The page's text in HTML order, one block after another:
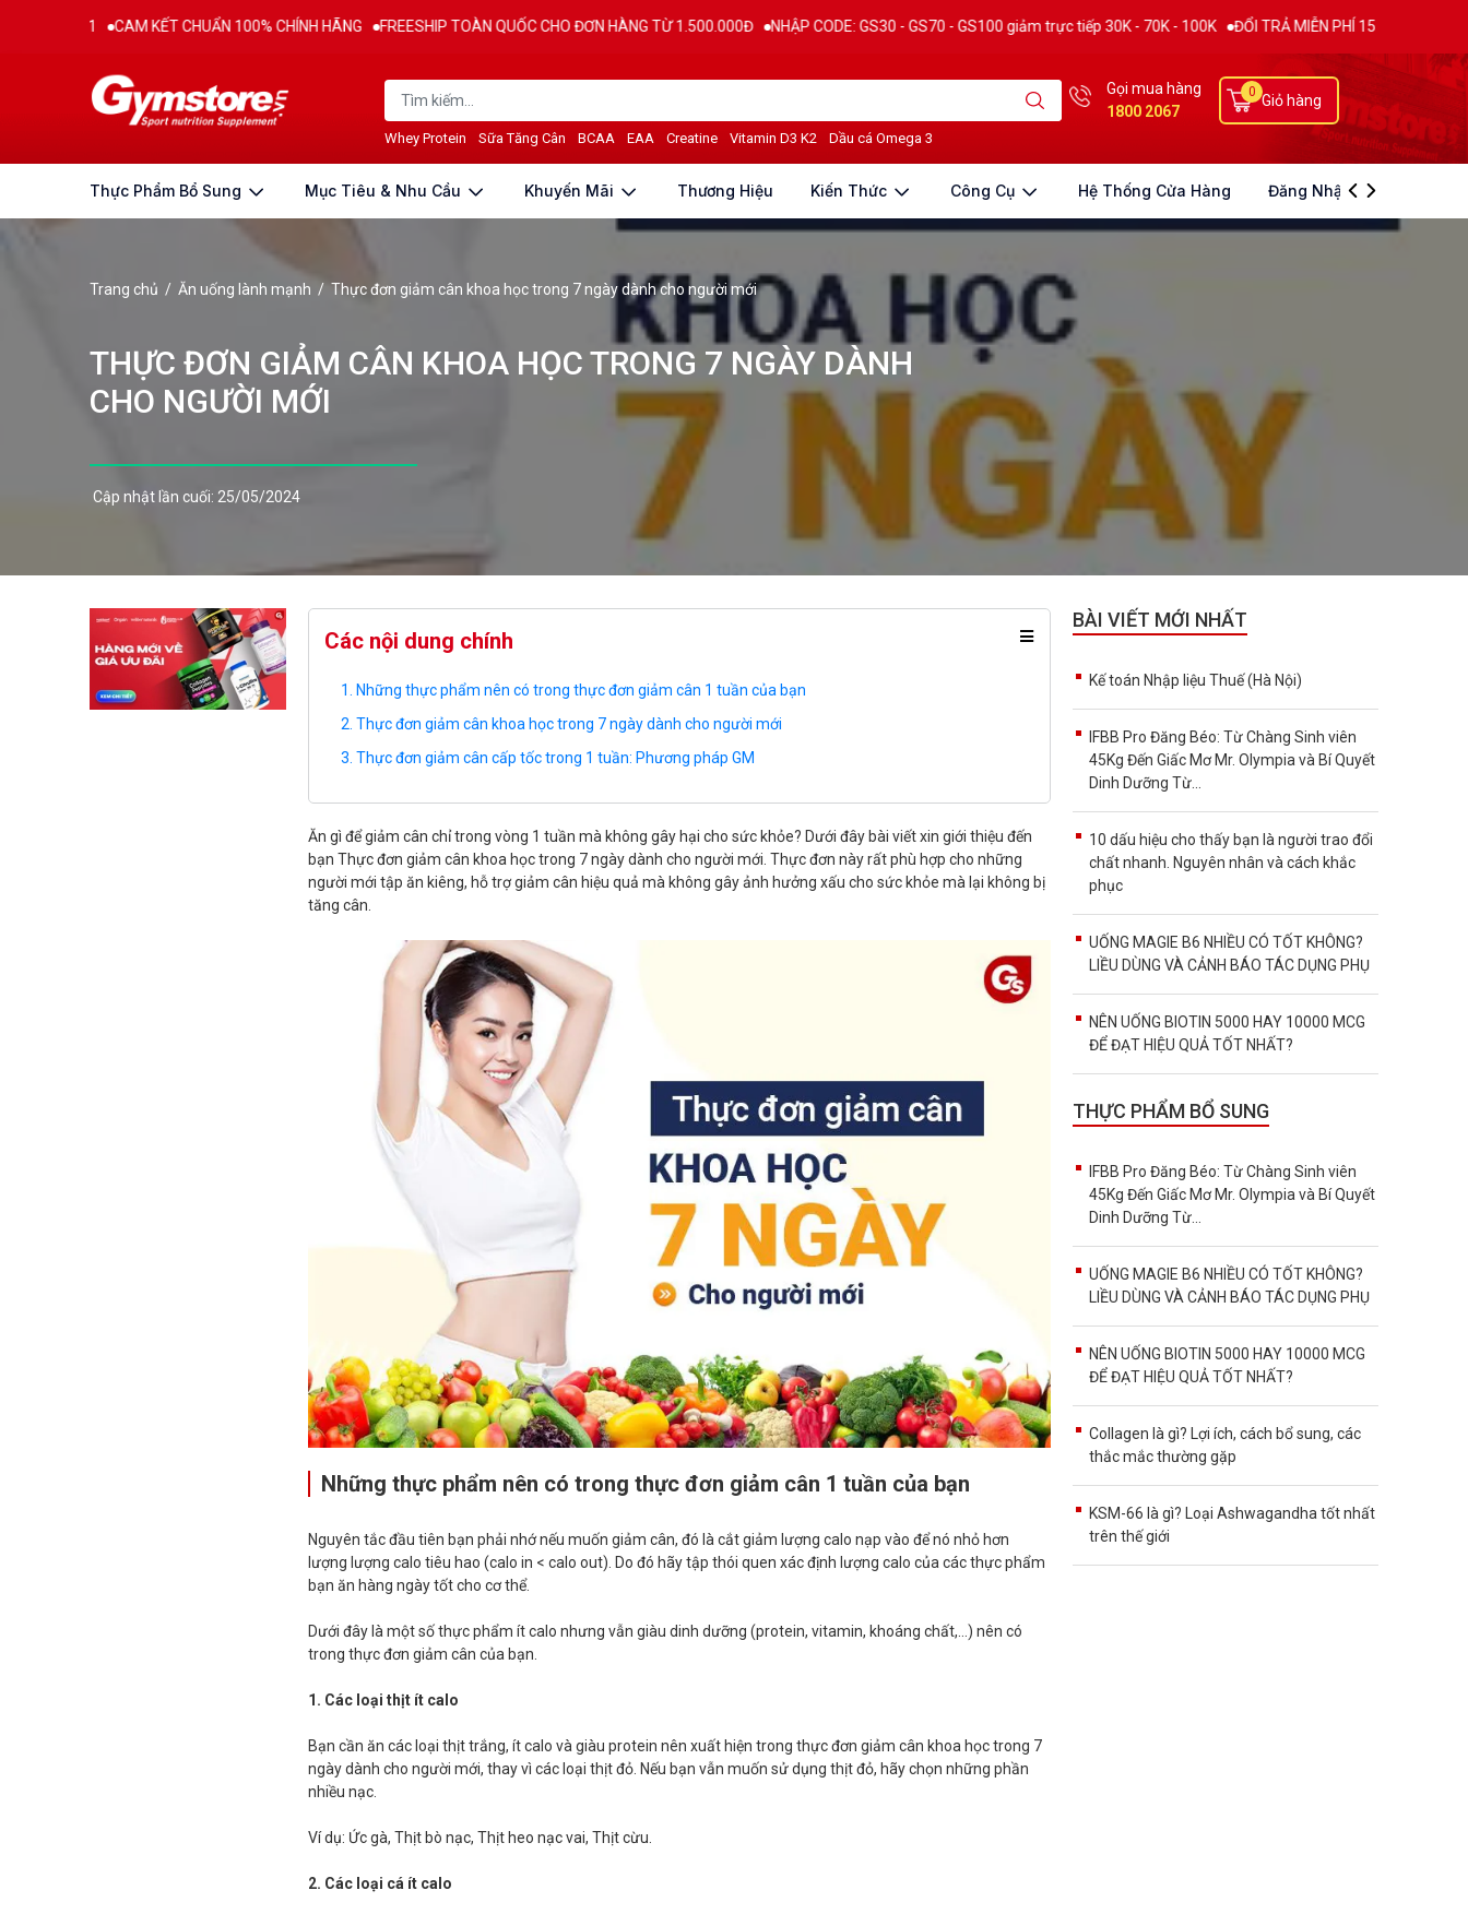
KẾT CHUẨN 100% CHÍNH HÃNG FREESHIP TOÀN QUỐC CHO ĐƠN HÀNG TỪ 1.500.000Đ NHẬP CODE: GS30 - GS70 - GS100 giảm trực tiếp 30K - 70K - 100K ĐỔI TRẢ MIỄN PHÍ 15 NGÀY THƯƠNG HIỆU
Whey Protein Sữa Tăng Cân BCAA EAA Creatine Vitamin D3 K2 Dầu cá Omega 3
Gọi mua hàng
1800 2067
Giỏ hàng
0
Thực Phẩm Bổ Sung Mục Tiêu & Nhu Cầu Khuyến Mãi Thương Hiệu Kiến Thức Công Cụ Hệ Thống Cửa Hàng Đăng Nhập
Trang chủ / Ăn uống lành mạnh / Thực đơn giảm cân khoa học trong 7 ngày dành cho người mới
THỰC ĐƠN GIẢM CÂN KHOA HỌC TRONG 7 NGÀY DÀNH
CHO NGƯỜI MỚI
Cập nhật lần cuối: 25/05/2024
Các nội dung chính
Những thực phẩm nên có trong thực đơn giảm cân 1 tuần của bạn
Thực đơn giảm cân khoa học trong 7 ngày dành cho người mới
Thực đơn giảm cân cấp tốc trong 1 tuần: Phương pháp GM
Ăn gì để giảm cân chỉ trong vòng 1 tuần mà không gây hại cho sức khỏe? Dưới đây bài viết xin giới thiệu đến
bạn Thực đơn giảm cân khoa học trong 7 ngày dành cho người mới. Thực đơn này rất phù hợp cho những
người mới tập ăn kiêng, hỗ trợ giảm cân hiệu quả mà không gây ảnh hưởng xấu cho sức khỏe mà lại không bị
tăng cân.
Những thực phẩm nên có trong thực đơn giảm cân 1 tuần của bạn
Nguyên tắc đầu tiên bạn phải nhớ nếu muốn giảm cân, đó là cắt giảm lượng calo nạp vào để nó nhỏ hơn
lượng lượng calo tiêu hao (calo in < calo out). Do đó hãy tập thói quen xác định lượng calo của các thực phẩm
bạn ăn hàng ngày tốt cho cơ thể.
Dưới đây là một số thực phẩm ít calo nhưng vẫn giàu dinh dưỡng (protein, vitamin, khoáng chất,…) nên có
trong thực đơn giảm cân của bạn.
1. Các loại thịt ít calo
Bạn cần ăn các loại thịt trắng, ít calo và giàu protein nên xuất hiện trong thực đơn giảm cân khoa học trong 7
ngày dành cho người mới, thay vì các loại thịt đỏ. Nếu bạn vẫn muốn sử dụng thịt đỏ, hãy chọn những phần
nhiều nạc.
Ví dụ: Ức gà, Thịt bò nạc, Thịt heo nạc vai, Thịt cừu.
2. Các loại cá ít calo
BÀI VIẾT MỚI NHẤT
Kế toán Nhập liệu Thuế (Hà Nội)
IFBB Pro Đăng Béo: Từ Chàng Sinh viên
45Kg Đến Giấc Mơ Mr. Olympia và Bí Quyết
Dinh Dưỡng Từ...
10 dấu hiệu cho thấy bạn là người trao đổi
chất nhanh. Nguyên nhân và cách khắc
phục
UỐNG MAGIE B6 NHIỀU CÓ TỐT KHÔNG?
LIỀU DÙNG VÀ CẢNH BÁO TÁC DỤNG PHỤ
NÊN UỐNG BIOTIN 5000 HAY 10000 MCG
ĐỂ ĐẠT HIỆU QUẢ TỐT NHẤT?
THỰC PHẨM BỔ SUNG
IFBB Pro Đăng Béo: Từ Chàng Sinh viên
45Kg Đến Giấc Mơ Mr. Olympia và Bí Quyết
Dinh Dưỡng Từ...
UỐNG MAGIE B6 NHIỀU CÓ TỐT KHÔNG?
LIỀU DÙNG VÀ CẢNH BÁO TÁC DỤNG PHỤ
NÊN UỐNG BIOTIN 5000 HAY 10000 MCG
ĐỂ ĐẠT HIỆU QUẢ TỐT NHẤT?
Collagen là gì? Lợi ích, cách bổ sung, các
thắc mắc thường gặp
KSM-66 là gì? Loại Ashwagandha tốt nhất
trên thế giới